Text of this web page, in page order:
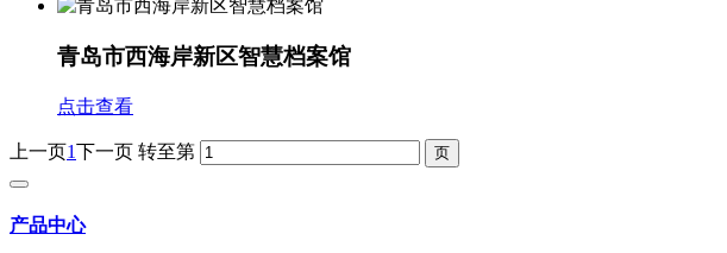
青岛市西海岸新区智慧档案馆
点击查看
上一页1下一页 转至第
产品中心